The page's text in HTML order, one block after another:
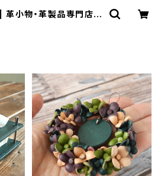
革小物・革製品専門店～